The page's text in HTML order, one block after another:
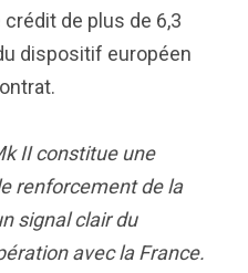
crédit de plus de 6,3
dispositif européen
II constitue une
renforcement de la
signal clair du
avec la France.